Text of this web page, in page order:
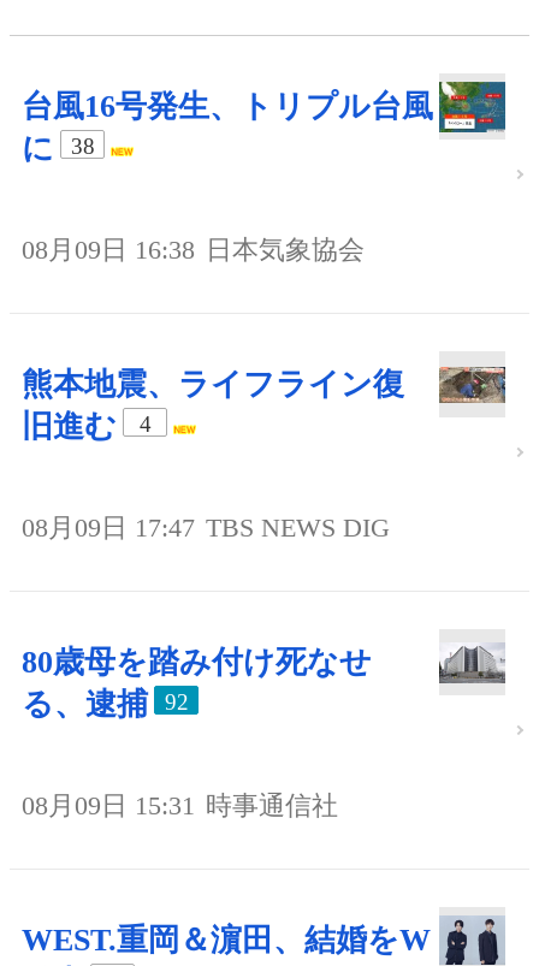
台風16号発生、トリプル台風
に
38
08月09日 16:38 日本気象協会
熊本地震、ライフライン復
旧進む
4
08月09日 17:47 TBS NEWS DIG
80歳母を踏み付け死なせ
る、逮捕
92
08月09日 15:31 時事通信社
WEST.重岡＆濵田、結婚をW